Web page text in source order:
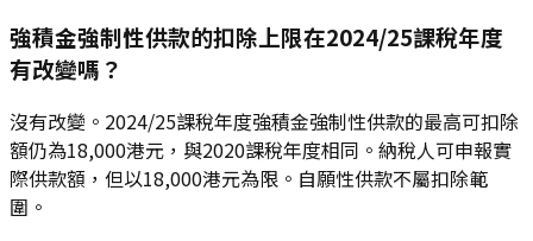
強積金強制性供款的扣除上限在2024/25課稅年度
有改變嗎？
沒有改變。2024/25課稅年度強積金強制性供款的最高可扣除
額仍為18,000港元，與2020課稅年度相同。納稅人可申報實
際供款額，但以18,000港元為限。自願性供款不屬扣除範
圍。